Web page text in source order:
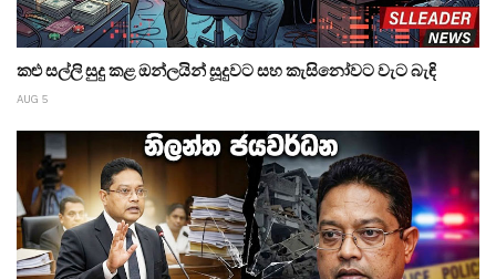
කළු සල්ලි සුදු කළ ඔන්ලයින් සූදුවට සහ කැසිනෝවට වැට බැඳි
AUG 5